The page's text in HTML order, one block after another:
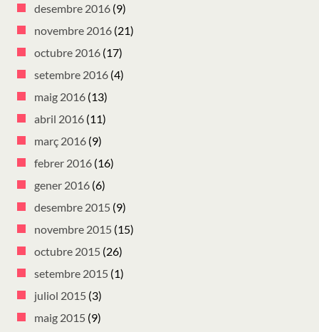
desembre 2016 (9)
novembre 2016 (21)
octubre 2016 (17)
setembre 2016 (4)
maig 2016 (13)
abril 2016 (11)
març 2016 (9)
febrer 2016 (16)
gener 2016 (6)
desembre 2015 (9)
novembre 2015 (15)
octubre 2015 (26)
setembre 2015 (1)
juliol 2015 (3)
maig 2015 (9)